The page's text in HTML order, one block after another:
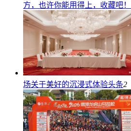
方，也许你能用得上，收藏吧！
场关于美好的沉浸式体验头条2